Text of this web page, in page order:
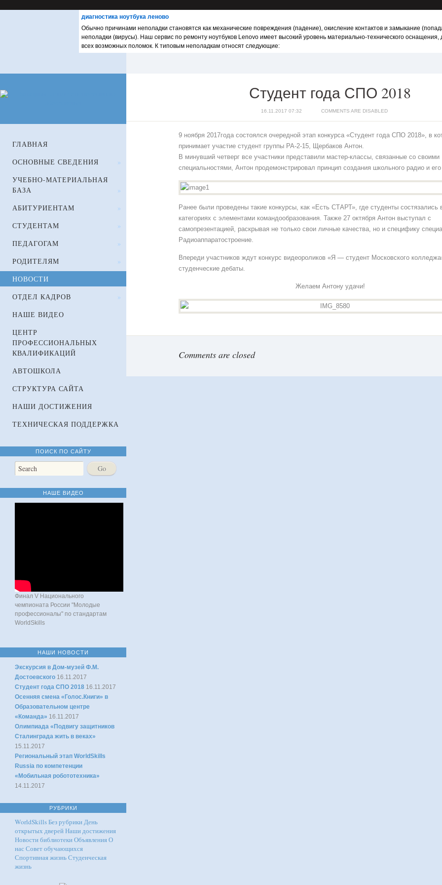
диагностика ноутбука леново
Обычно причинами неполадки становятся как механические повреждения (падение), окисление контактов и замыкание
неполадки (вирусы). Наш сервис по ремонту ноутбуков Lenovo имеет высокий уровень материально-технического оснащения,
всех возможных поломок. К типовым неполадкам относят следующие:
ГЛАВНАЯ
ОСНОВНЫЕ СВЕДЕНИЯ
»
УЧЕБНО-МАТЕРИАЛЬНАЯ
БАЗА
»
АБИТУРИЕНТАМ
»
СТУДЕНТАМ
»
ПЕДАГОГАМ
»
РОДИТЕЛЯМ
»
НОВОСТИ
ОТДЕЛ КАДРОВ
»
НАШЕ ВИДЕО
ЦЕНТР
ПРОФЕССИОНАЛЬНЫХ
КВАЛИФИКАЦИЙ
АВТОШКОЛА
СТРУКТУРА САЙТА
НАШИ ДОСТИЖЕНИЯ
ТЕХНИЧЕСКАЯ ПОДДЕРЖКА
ПОИСК ПО САЙТУ
НАШЕ ВИДЕО
Финал V Национального
чемпионата России "Молодые
профессионалы" по стандартам
WorldSkills
НАШИ НОВОСТИ
Экскурсия в Дом-музей Ф.М.
Достоевского 16.11.2017
Студент года СПО 2018 16.11.2017
Осенняя смена «Голос.Книги» в
Образовательном центре
«Команда» 16.11.2017
Олимпиада «Подвигу защитников
Сталинграда жить в веках»
15.11.2017
Региональный этап WorldSkills
Russia по компетенции
«Мобильная робототехника»
14.11.2017
РУБРИКИ
WorldSkillsБез рубрикиДень
открытых дверейНаши достижения
Новости библиотекиОбъявленияО
насСовет обучающихся
Спортивная жизньСтуденческая
жизнь
Студент года СПО 2018
16.11.2017 07:32 COMMENTS ARE DISABLED
9 ноября 2017года состоялся очередной этап конкурса «Студент года СПО 2018», в
принимает участие студент группы РА-2-15, Щербаков Антон.
В минувший четверг все участники представили мастер-классы, связанные со своими
специальностями, Антон продемонстрировал принцип создания школьного радио и
Ранее были проведены такие конкурсы, как «Есть СТАРТ», где студенты состязались
категориях с элементами командообразования. Также 27 октября Антон выступал с
самопрезентацией, раскрывая не только свои личные качества, но и специфику
Радиоаппаратостроение.
Впереди участников ждут конкурс видеороликов «Я — студент Московского
студенческие дебаты.
Желаем Антону удачи!
Comments are closed